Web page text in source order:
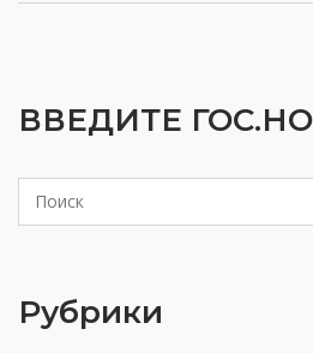
ВВЕДИТЕ
Рубрики